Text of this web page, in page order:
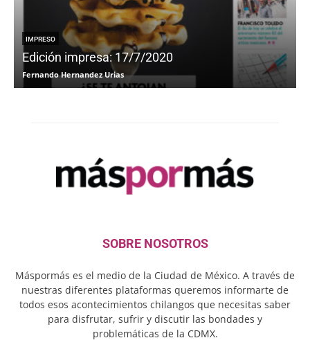
IMPRESO
Edición impresa: 17/7/2020
Fernando Hernandez Urias
SOBRE NOSOTROS
Máspormás es el medio de la Ciudad de México. A través de
nuestras diferentes plataformas queremos informarte de
todos esos acontecimientos chilangos que necesitas saber
para disfrutar, sufrir y discutir las bondades y
problemáticas de la CDMX.